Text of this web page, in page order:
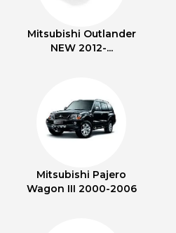
Mitsubishi Outlander
NEW 2012-...
Mitsubishi Pajero
Wagon III 2000-2006